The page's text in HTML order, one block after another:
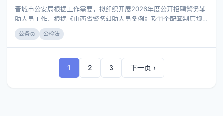
社会主义制度。 （二）具有良好的政治素质和道德品行。 （三）具
有正常履行职责的身体条件和心理素质。 （四）认同公司发展的理
晋城市公安局根据工作需要，拟组织开展2026年度公开招聘警务辅
助人员工作，根据《山西省警务辅助人员条例》及11个配套制度规
定，现将有关事项公告如下： 一、招聘计划及岗位 晋城市公安局共
公开招聘200名警务辅助人员，其中，10名从警察类院校毕业生中
招聘，20名从退役军人中招聘，170名面向社会招聘，具体招聘岗
位、人数、资格等条件详见《晋城市公安局2026年度面向社会公开
招聘警务辅助人员岗位表》（附件）。 二、招聘原则 1.坚持德才兼
备的原则； 2.坚持公开、平等、竞争、择优的原则； 3.坚持按需设
岗、按岗招聘的原则； 4.坚持优化结构、保障重点的原则。 三、招
公务员 公检法
1 2 3 下一页 ›